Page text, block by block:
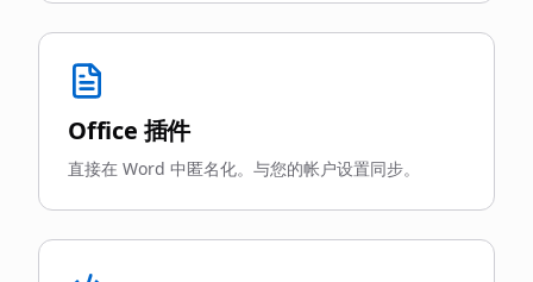
Office 插件
直接在 Word 中匿名化。与您的帐户设置同步。